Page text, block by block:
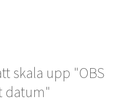
skala upp "OBS
datum"